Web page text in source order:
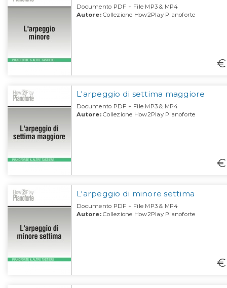
Documento PDF + File MP3 & MP4
Autore:Collezione How2Play Pianoforte
€
L'arpeggio di settima maggiore
Documento PDF + File MP3 & MP4
Autore:Collezione How2Play Pianoforte
€
L'arpeggio di minore settima
Documento PDF + File MP3 & MP4
Autore:Collezione How2Play Pianoforte
€